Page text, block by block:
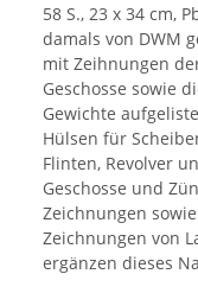
58 S., 23 x 34 cm,
damals von DWM
mit Zeihnungen
Geschosse sowie
Gewichte
Hülsen für
Flinten, Revolver
Geschosse und
Zeichnungen
Zeichnungen von
ergänzen dieses